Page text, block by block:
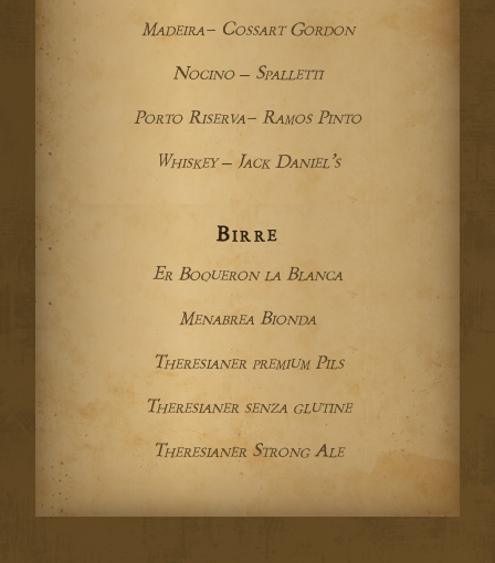
Madeira- Cossart Gordon
Nocino – Spalletti
Porto Riserva- Ramos Pinto
Whiskey – Jack Daniel’s
Birre
Er Boqueron la Blanca
Menabrea Bionda
Theresianer premium Pils
Theresianer senza glutine
Theresianer Strong Ale